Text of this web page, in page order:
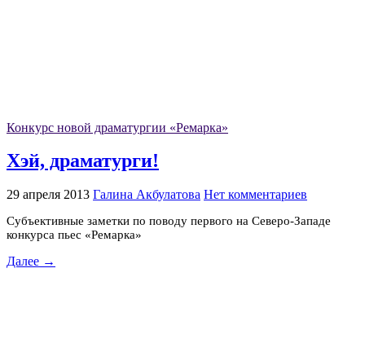
Конкурс новой драматургии «Ремарка»
Хэй, драматурги!
29 апреля 2013 Галина Акбулатова Нет комментариев
Субъективные заметки по поводу первого на Северо-Западе
конкурса пьес «Ремарка»
Далее →